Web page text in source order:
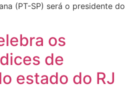
(PT-SP) será o presidente do
os
de
estado do RJ